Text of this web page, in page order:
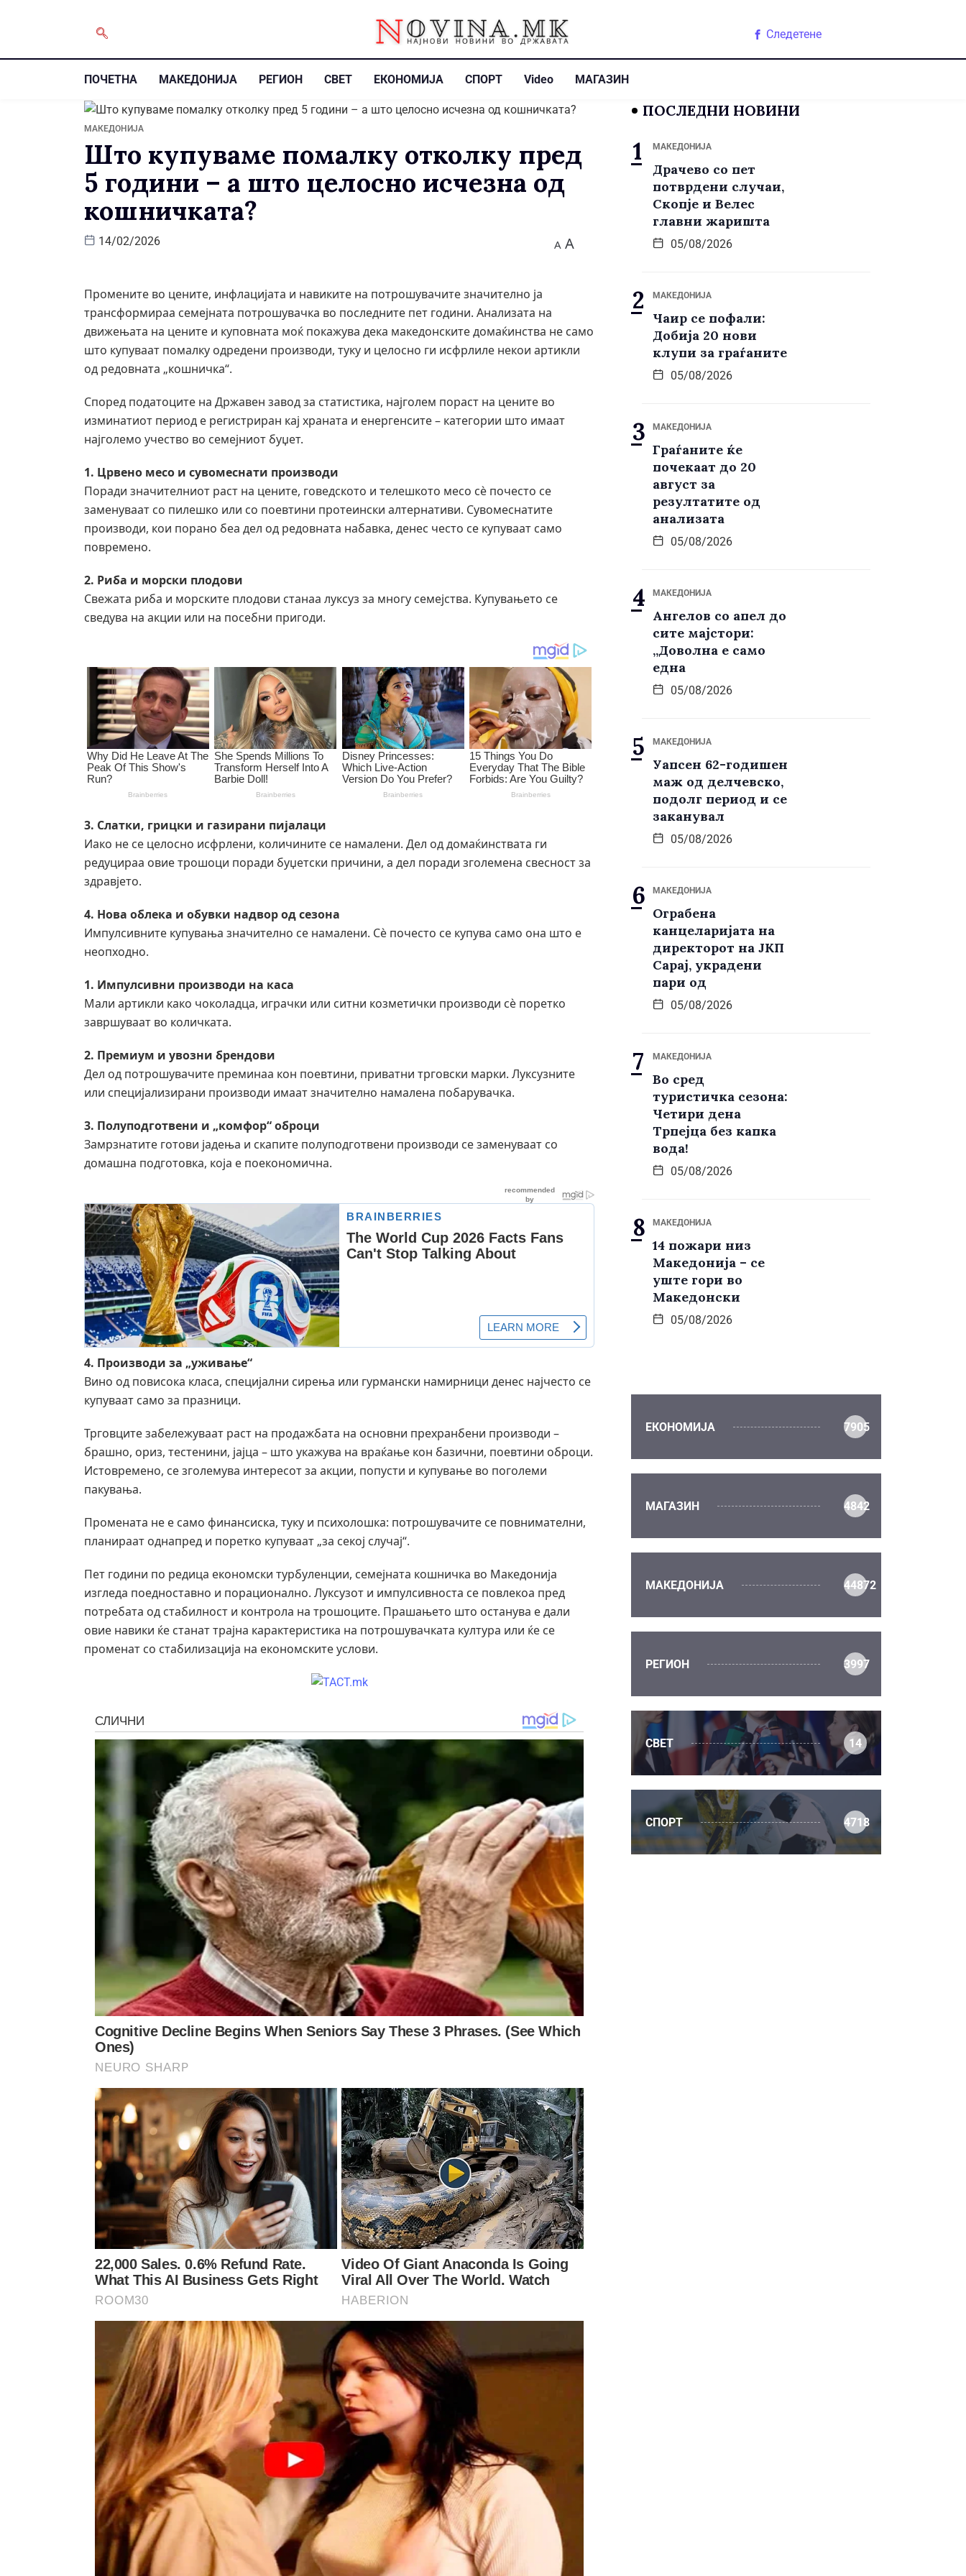
Следетене
ПОЧЕТНА МАКЕДОНИЈА РЕГИОН СВЕТ ЕКОНОМИЈА СПОРТ Video МАГАЗИН
МАКЕДОНИЈА
Што купуваме помалку отколку пред
5 години – а што целосно исчезна од
кошничката?
14/02/2026 A A
Промените во цените, инфлацијата и навиките на потрошувачите значително ја
трансформираа семејната потрошувачка во последните пет години. Анализата на
движењата на цените и куповната моќ покажува дека македонските домаќинства не само
што купуваат помалку одредени производи, туку и целосно ги исфрлиле некои артикли
од редовната „кошничка“.
Според податоците на Државен завод за статистика, најголем пораст на цените во
изминатиот период е регистриран кај храната и енергенсите – категории што имаат
најголемо учество во семејниот буџет.
1. Црвено месо и сувомеснати производи
Поради значителниот раст на цените, говедското и телешкото месо сè почесто се
заменуваат со пилешко или со поевтини протеински алтернативи. Сувомеснатите
производи, кои порано беа дел од редовната набавка, денес често се купуваат само
повремено.
2. Риба и морски плодови
Свежата риба и морските плодови станаа луксуз за многу семејства. Купувањето се
сведува на акции или на посебни пригоди.
3. Слатки, грицки и газирани пијалаци
Иако не се целосно исфрлени, количините се намалени. Дел од домаќинствата ги
редуцираа овие трошоци поради буџетски причини, а дел поради зголемена свесност за
здравјето.
4. Нова облека и обувки надвор од сезона
Импулсивните купувања значително се намалени. Сè почесто се купува само она што е
неопходно.
1. Импулсивни производи на каса
Мали артикли како чоколадца, играчки или ситни козметички производи сè поретко
завршуваат во количката.
2. Премиум и увозни брендови
Дел од потрошувачите преминаа кон поевтини, приватни трговски марки. Луксузните
или специјализирани производи имаат значително намалена побарувачка.
3. Полуподготвени и „комфор“ оброци
Замрзнатите готови јадења и скапите полуподготвени производи се заменуваат со
домашна подготовка, која е поекономична.
4. Производи за „уживање“
Вино од повисока класа, специјални сирења или гурмански намирници денес најчесто се
купуваат само за празници.
Трговците забележуваат раст на продажбата на основни прехранбени производи –
брашно, ориз, тестенини, јајца – што укажува на враќање кон базични, поевтини оброци.
Истовремено, се зголемува интересот за акции, попусти и купување во поголеми
пакувања.
Промената не е само финансиска, туку и психолошка: потрошувачите се повнимателни,
планираат однапред и поретко купуваат „за секој случај“.
Пет години по редица економски турбуленции, семејната кошничка во Македонија
изгледа поедноставно и порационално. Луксузот и импулсивноста се повлекоа пред
потребата од стабилност и контрола на трошоците. Прашањето што останува е дали
овие навики ќе станат трајна карактеристика на потрошувачката култура или ќе се
променат со стабилизација на економските услови.
ПОСЛЕДНИ НОВИНИ
МАКЕДОНИЈА
Драчево со пет
потврдени случаи,
Скопје и Велес
главни жаришта
05/08/2026
МАКЕДОНИЈА
Чаир се пофали:
Добија 20 нови
клупи за граѓаните
05/08/2026
МАКЕДОНИЈА
Граѓаните ќе
почекаат до 20
август за
резултатите од
анализата
05/08/2026
МАКЕДОНИЈА
Ангелов со апел до
сите мајстори:
„Доволна е само
една
05/08/2026
МАКЕДОНИЈА
Уапсен 62-годишен
маж од делчевско,
подолг период и се
заканувал
05/08/2026
МАКЕДОНИЈА
Ограбена
канцеларијата на
директорот на ЈКП
Сарај, украдени
пари од
05/08/2026
МАКЕДОНИЈА
Во сред
туристичка сезона:
Четири дена
Трпејца без капка
вода!
05/08/2026
МАКЕДОНИЈА
14 пожари низ
Македонија – се
уште гори во
Македонски
05/08/2026
ЕКОНОМИЈА 7905
МАГАЗИН 4842
МАКЕДОНИЈА 44872
РЕГИОН 3997
СВЕТ 14
СПОРТ 4718